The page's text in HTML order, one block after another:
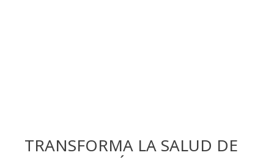
TRANSFORMA LA SALUD DE